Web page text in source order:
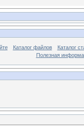
Каталог файлов
Каталог
Полезная